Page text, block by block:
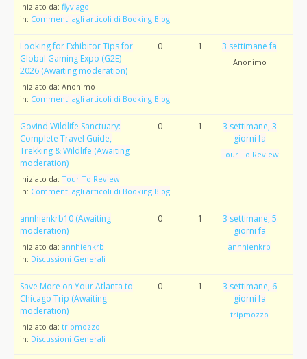
Iniziato da: flyviago
in: Commenti agli articoli di Booking Blog
Looking for Exhibitor Tips for
Global Gaming Expo (G2E)
2026 (Awaiting moderation)
Iniziato da: Anonimo
in: Commenti agli articoli di Booking Blog
0 1 3 settimane fa
Anonimo
Govind Wildlife Sanctuary:
Complete Travel Guide,
Trekking & Wildlife (Awaiting
moderation)
Iniziato da: Tour To Review
in: Commenti agli articoli di Booking Blog
0 1
3 settimane, 3
giorni fa
Tour To Review
annhienkrb10 (Awaiting
moderation)
Iniziato da: annhienkrb
in: Discussioni Generali
0 1
3 settimane, 5
giorni fa
annhienkrb
Save More on Your Atlanta to
Chicago Trip (Awaiting
moderation)
Iniziato da: tripmozzo
in: Discussioni Generali
0 1
3 settimane, 6
giorni fa
tripmozzo